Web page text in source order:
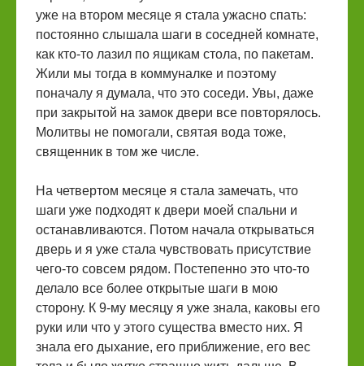
уже на втором месяце я стала ужасно спать:
постоянно слышала шаги в соседней комнате,
как кто-то лазил по ящикам стола, по пакетам.
Жили мы тогда в коммуналке и поэтому
поначалу я думала, что это соседи. Увы, даже
при закрытой на замок двери все повторялось.
Молитвы не помогали, святая вода тоже,
священник в том же числе.
На четвертом месяце я стала замечать, что
шаги уже подходят к двери моей спальни и
останавливаются. Потом начала открываться
дверь и я уже стала чувствовать присутствие
чего-то совсем рядом. Постепенно это что-то
делало все более открытые шаги в мою
сторону. К 9-му месяцу я уже знала, каковы его
руки или что у этого существа вместо них. Я
знала его дыхание, его приближение, его вес